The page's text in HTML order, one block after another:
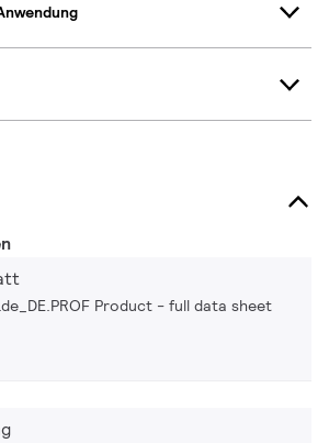
Product - full data sheet